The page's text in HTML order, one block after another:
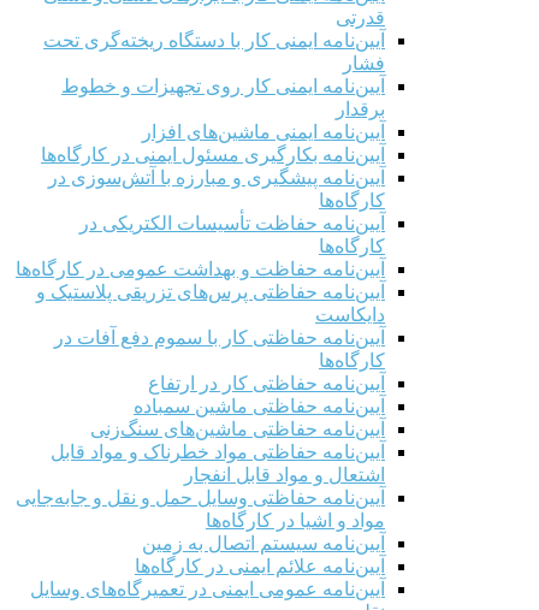
قدرتی
آیین‌نامه ایمنی کار با دستگاه ریخته‌گری تحت
فشار
آیین‌نامه ایمنی کار روی تجهیزات و خطوط
برقدار
آیین‌نامه ایمنی ماشین‌های افزار
آیین‌نامه بکارگیری مسئول ایمنی در کارگاه‌ها
آیین‌نامه پیشگیری و مبارزه با آتش‌سوزی در
کارگاه‌ها
آیین‌نامه حفاظت تأسیسات الکتریکی در
کارگاه‌ها
آیین‌نامه حفاظت و بهداشت عمومی در کارگاه‌ها
آیین‌نامه حفاظتی پرس‌های تزریقی پلاستیک و
دایکاست
آیین‌نامه حفاظتی کار با سموم دفع آفات در
کارگاه‌ها
آیین‌نامه حفاظتی کار در ارتفاع
آیین‌نامه حفاظتی ماشین سمباده
آیین‌نامه حفاظتی ماشین‌های سنگ‌زنی
آیین‌نامه حفاظتی مواد خطرناک و مواد قابل
اشتعال و مواد قابل انفجار
آیین‌نامه حفاظتی وسایل حمل و نقل و جابه‌جایی
مواد و اشیا در کارگاه‌ها
آیین‌نامه سیستم اتصال به زمین
آیین‌نامه علائم ایمنی در کارگاه‌ها
آیین‌نامه عمومی ایمنی در تعمیرگاه‌های وسایل